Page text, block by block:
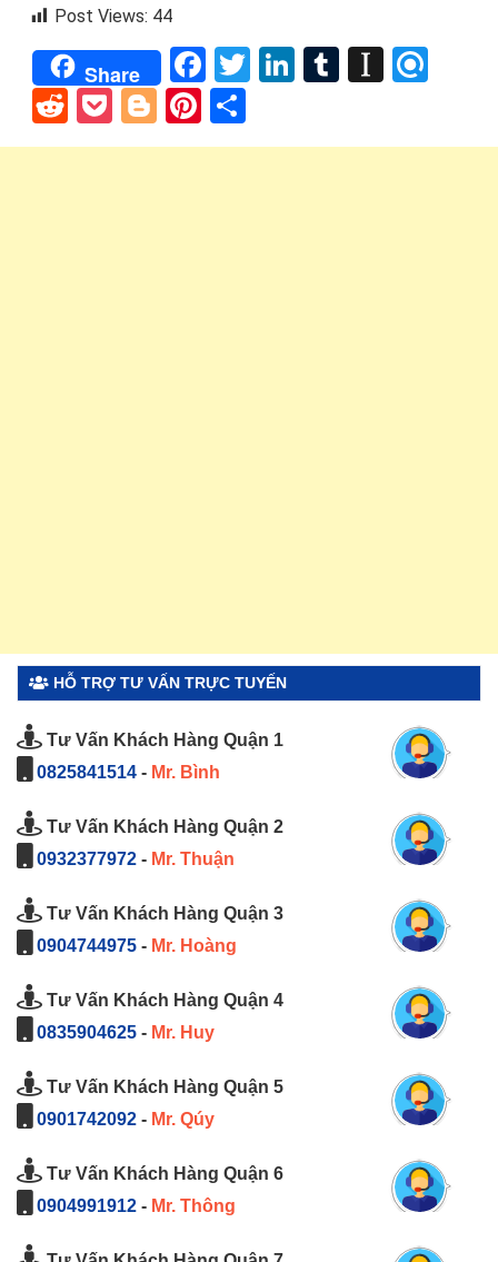
Post Views: 44
Share Facebook
TwitterLinkedIn
Tumblr
RedditPocket
BloggerPinterest
HỖ TRỢ TƯ VẤN TRỰC TUYẾN
Tư Vấn Khách Hàng Quận 1
0825841514 - Mr. Bình
Tư Vấn Khách Hàng Quận 2
0932377972 - Mr. Thuận
Tư Vấn Khách Hàng Quận 3
0904744975 - Mr. Hoàng
Tư Vấn Khách Hàng Quận 4
0835904625 - Mr. Huy
Tư Vấn Khách Hàng Quận 5
0901742092 - Mr. Qúy
Tư Vấn Khách Hàng Quận 6
0904991912 - Mr. Thông